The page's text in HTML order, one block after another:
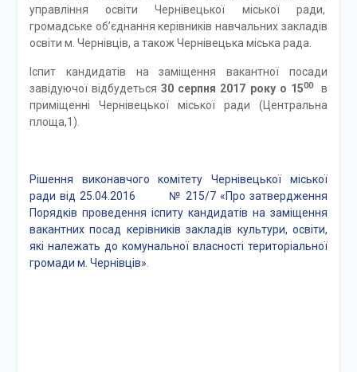
управління освіти Чернівецької міської ради,
громадське об’єднання керівників навчальних закладів
освіти м. Чернівців, а також Чернівецька міська рада.
Іспит кандидатів на заміщення вакантної посади
завідуючої відбудеться30 серпня 2017 року о 1500
в
приміщенні Чернівецької міської ради (Центральна
площа,1).
Рішення виконавчого комітету Чернівецької міської
ради від 25.04.2016 № 215/7 «Про затвердження
Порядків проведення іспиту кандидатів на заміщення
вакантних посад керівників закладів культури, освіти,
які належать до комунальної власності територіальної
громади м. Чернівців»